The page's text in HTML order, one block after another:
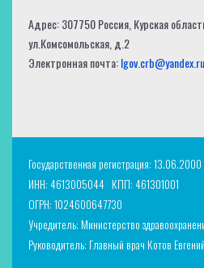
Адрес: 307750 Россия, Курская
ул.Комсомольская, д.2
Электронная почта:lgov.crb@yandex.ru
Государственная регистрация: 13.06.2000
ИНН: 4613005044 КПП: 461301001
ОГРН: 1024600647730
Учредитель: Министерство
Руководитель: Главный врач Котов